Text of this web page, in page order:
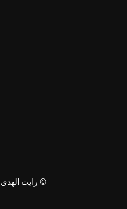
© رایت الهدی ۱۴۰۴